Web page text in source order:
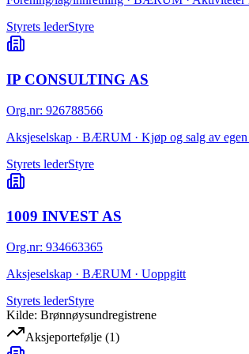
Styrets lederStyre
IP CONSULTING AS
Org.nr: 926788566
Aksjeselskap · BÆRUM · Kjøp og salg av egen
Styrets lederStyre
1009 INVEST AS
Org.nr: 934663365
Aksjeselskap · BÆRUM · Uoppgitt
Styrets lederStyre
Kilde: Brønnøysundregistrene
Aksjeportefølje (1)